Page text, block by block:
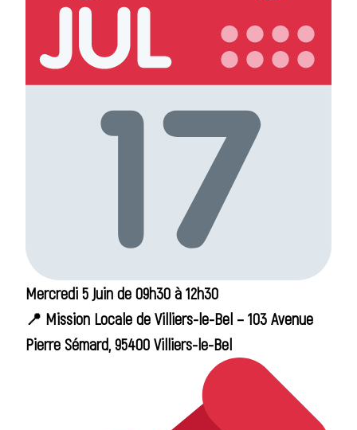
Mercredi 5 Juin de 09h30 à 12h30
📍 Mission Locale de Villiers-le-Bel – 103 Avenue
Pierre Sémard, 95400 Villiers-le-Bel